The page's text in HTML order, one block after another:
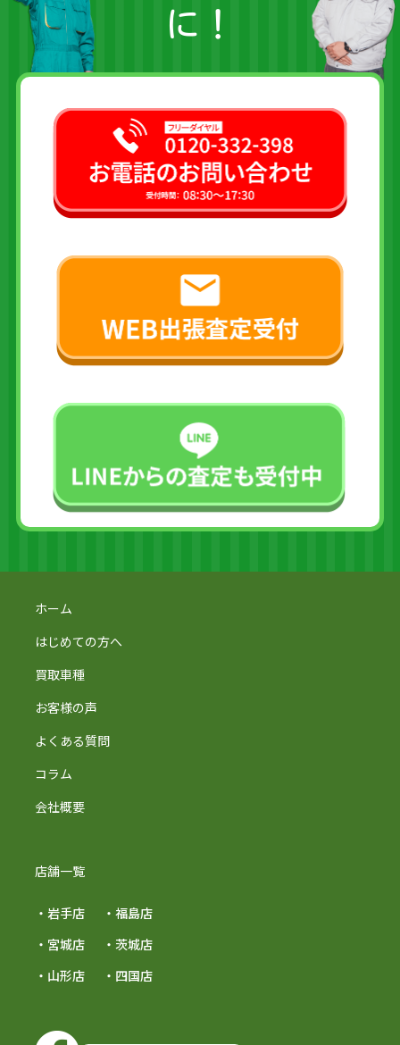
に！
ホーム
はじめての方へ
買取車種
お客様の声
よくある質問
コラム
会社概要
店舗一覧
・岩手店
・宮城店
・山形店
・福島店
・茨城店
・四国店